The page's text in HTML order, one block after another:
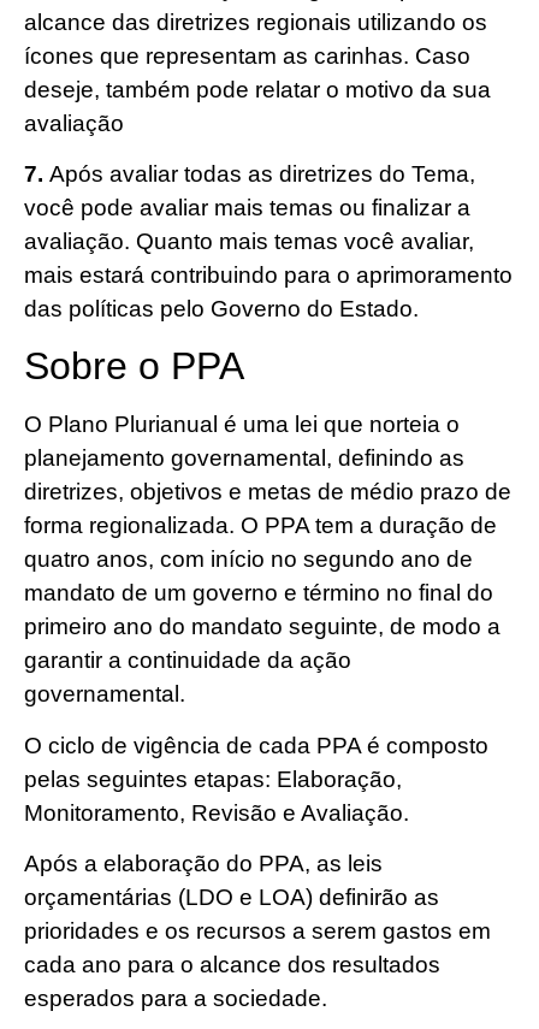
alcance das diretrizes regionais utilizando os
ícones que representam as carinhas. Caso
deseje, também pode relatar o motivo da sua
avaliação
7. Após avaliar todas as diretrizes do Tema,
você pode avaliar mais temas ou finalizar a
avaliação. Quanto mais temas você avaliar,
mais estará contribuindo para o aprimoramento
das políticas pelo Governo do Estado.
Sobre o PPA
O Plano Plurianual é uma lei que norteia o
planejamento governamental, definindo as
diretrizes, objetivos e metas de médio prazo de
forma regionalizada. O PPA tem a duração de
quatro anos, com início no segundo ano de
mandato de um governo e término no final do
primeiro ano do mandato seguinte, de modo a
garantir a continuidade da ação
governamental.
O ciclo de vigência de cada PPA é composto
pelas seguintes etapas: Elaboração,
Monitoramento, Revisão e Avaliação.
Após a elaboração do PPA, as leis
orçamentárias (LDO e LOA) definirão as
prioridades e os recursos a serem gastos em
cada ano para o alcance dos resultados
esperados para a sociedade.